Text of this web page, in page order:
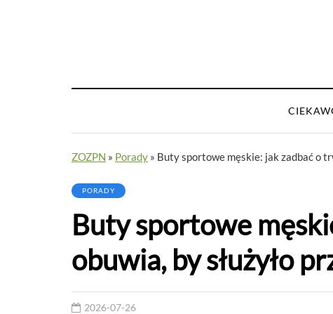
ZOZPN » Porady » Buty sportowe męskie: jak zadbać o
PORADY
Buty sportowe
obuwia, by służyło
2026-07-26